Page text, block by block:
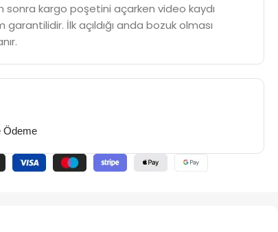
sonra kargo poşetini açarken video kaydı
garantilidir. İlk açıldığı anda bozuk olması
Ödeme